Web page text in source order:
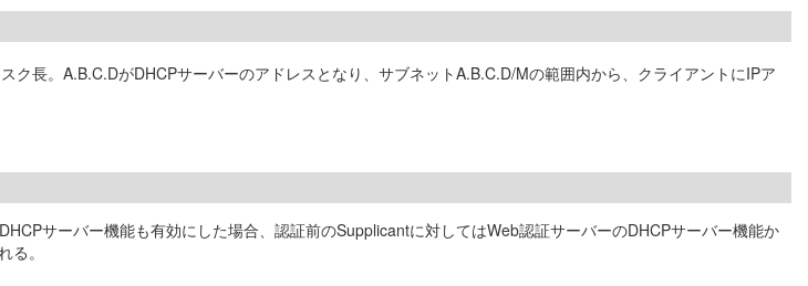
長。A.B.C.DがDHCPサーバーのアドレスとなり、サブネットA.B.C.D/Mの範囲内から、クライアントにIPア
サーバー機能も有効にした場合、認証前のSupplicantに対してはWeb認証サーバーのDHCPサーバー機能か
。